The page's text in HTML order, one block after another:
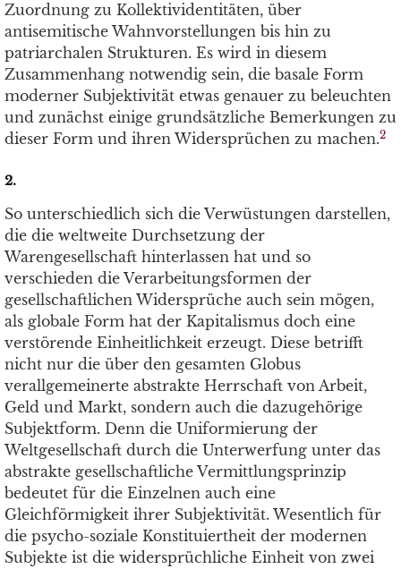
Zuordnung zu Kollektividentitäten, über
antisemitische Wahnvorstellungen bis hin zu
patriarchalen Strukturen. Es wird in diesem
Zusammenhang notwendig sein, die basale Form
moderner Subjektivität etwas genauer zu beleuchten
und zunächst einige grundsätzliche Bemerkungen zu
dieser Form und ihren Widersprüchen zu machen.2
2.
So unterschiedlich sich die Verwüstungen darstellen,
die die weltweite Durchsetzung der
Warengesellschaft hinterlassen hat und so
verschieden die Verarbeitungsformen der
gesellschaftlichen Widersprüche auch sein mögen,
als globale Form hat der Kapitalismus doch eine
verstörende Einheitlichkeit erzeugt. Diese betrifft
nicht nur die über den gesamten Globus
verallgemeinerte abstrakte Herrschaft von Arbeit,
Geld und Markt, sondern auch die dazugehörige
Subjektform. Denn die Uniformierung der
Weltgesellschaft durch die Unterwerfung unter das
abstrakte gesellschaftliche Vermittlungsprinzip
bedeutet für die Einzelnen auch eine
Gleichförmigkeit ihrer Subjektivität. Wesentlich für
die psycho-soziale Konstituiertheit der modernen
Subjekte ist die widersprüchliche Einheit von zwei